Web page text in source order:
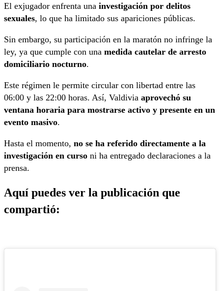
El exjugador enfrenta una investigación por delitos
sexuales, lo que ha limitado sus apariciones públicas.
Sin embargo, su participación en la maratón no infringe la
ley, ya que cumple con una medida cautelar de arresto
domiciliario nocturno.
Este régimen le permite circular con libertad entre las
06:00 y las 22:00 horas. Así, Valdivia aprovechó su
ventana horaria para mostrarse activo y presente en un
evento masivo.
Hasta el momento, no se ha referido directamente a la
investigación en curso ni ha entregado declaraciones a la
prensa.
Aquí puedes ver la publicación que
compartió: